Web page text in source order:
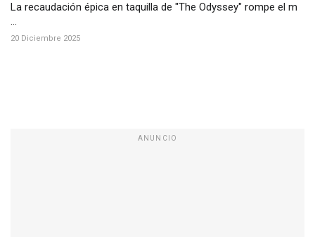
La recaudación épica en taquilla de "The Odyssey" rompe el m
...
20 Diciembre 2025
ANUNCIO